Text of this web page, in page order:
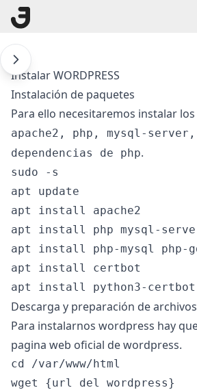
Instalar WORDPRESS
Instalación de paquetes
Para ello necesitaremos instalar
apache2, php, mysql-
dependencias de php.
sudo -s
apt update
apt install apache2
apt install php mysql-
apt install php-mysql php-
apt install certbot
Descarga y preparación de archivos
Para instalarnos wordpress hay
pagina web oficial de wordpress.
cd /var/www/html
wget {url del wordpress}